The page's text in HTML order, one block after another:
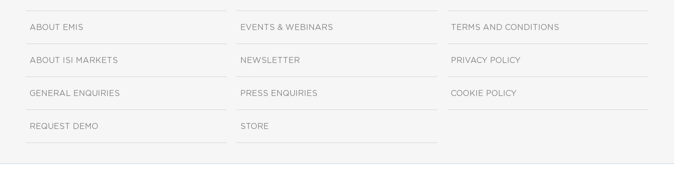
ABOUT EMIS
ABOUT ISI MARKETS
GENERAL ENQUIRIES
REQUEST DEMO
EVENTS & WEBINARS
NEWSLETTER
PRESS ENQUIRIES
STORE
TERMS AND CONDITIONS
PRIVACY POLICY
COOKIE POLICY